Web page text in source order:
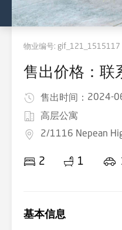
物业编号: gif_121_1515117
售出价格：联
售出时间： 2024-
高层公寓
2/1116 Nepean
2 1
基本信息